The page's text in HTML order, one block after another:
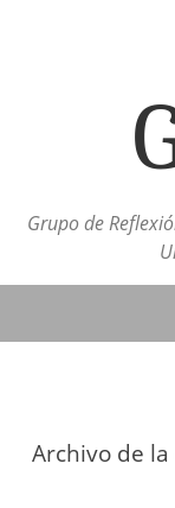
Grupo de
Archivo de